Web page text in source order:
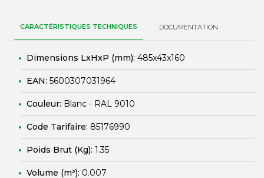
CARACTÉRISTIQUES TECHNIQUES DOCUMENTATION
Dimensions LxHxP (mm): 485x43x160
EAN: 5600307031964
Couleur: Blanc - RAL 9010
Code Tarifaire: 85176990
Poids Brut (Kg): 1.35
Volume (m³): 0.007